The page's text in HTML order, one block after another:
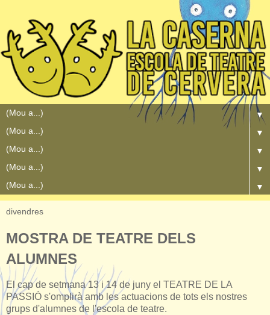
▼
▼
▼
▼
▼
divendres
MOSTRA DE TEATRE DELS
ALUMNES
El cap de setmana 13 i 14 de juny el TEATRE DE LA
PASSIÓ s'omplirà amb les actuacions de tots els nostres
grups d'alumnes de l'escola de teatre.